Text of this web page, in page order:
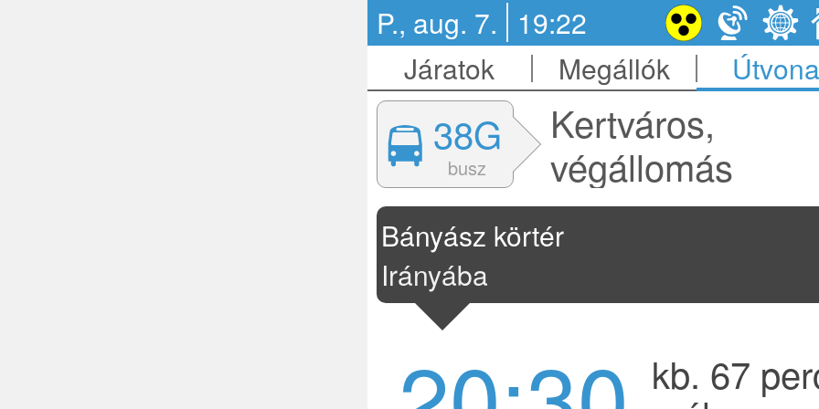
P., aug. 7.
19:22
Járatok
Megállók
38G
busz
Kertváros,
végállomás
Bányász körtér
Irányába
kb. 67